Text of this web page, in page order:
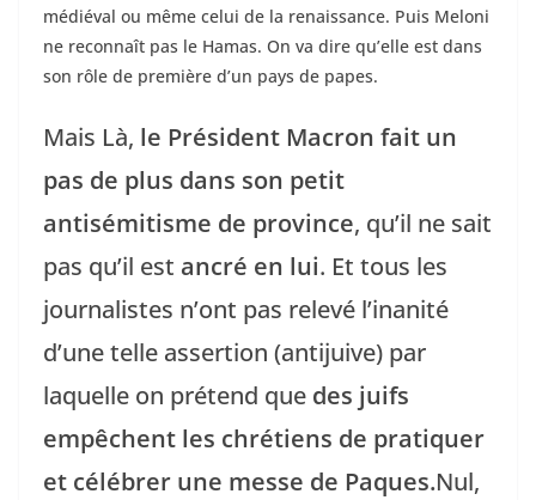
médiéval ou même celui de la renaissance. Puis Meloni
ne reconnaît pas le Hamas. On va dire qu’elle est dans
son rôle de première d’un pays de papes.
Mais Là, le Président Macron fait un
pas de plus dans son petit
antisémitisme de province, qu’il ne sait
pas qu’il est ancré en lui. Et tous les
journalistes n’ont pas relevé l’inanité
d’une telle assertion (antijuive) par
laquelle on prétend que des juifs
empêchent les chrétiens de pratiquer
et célébrer une messe de Paques.Nul,